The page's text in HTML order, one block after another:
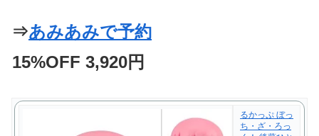
⇒あみあみで予約
15%OFF 3,920円
るかっぷ ぼっ
ち・ざ・ろっ